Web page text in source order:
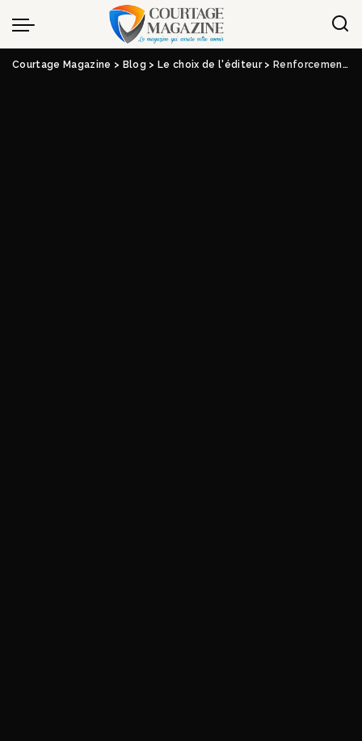
Panneau de gestion des cookies
Courtage Magazine > Blog > Le choix de l'éditeur> Renforcement de la présence en ligne d’Alister Conseil grâce à une agence digitale